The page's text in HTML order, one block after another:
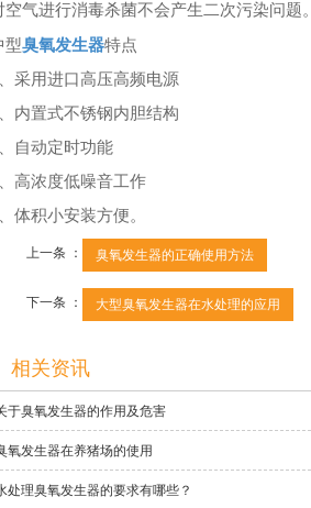
空气进行消毒杀菌不会产生二次污染问题。
型臭氧发生器特点
采用进口高压高频电源
内置式不锈钢内胆结构
自动定时功能
高浓度低噪音工作
体积小安装方便。
上一条 ： 臭氧发生器的正确使用方法
下一条 ： 大型臭氧发生器在水处理的应用
相关资讯
于臭氧发生器的作用及危害
氧发生器在养猪场的使用
处理臭氧发生器的要求有哪些？